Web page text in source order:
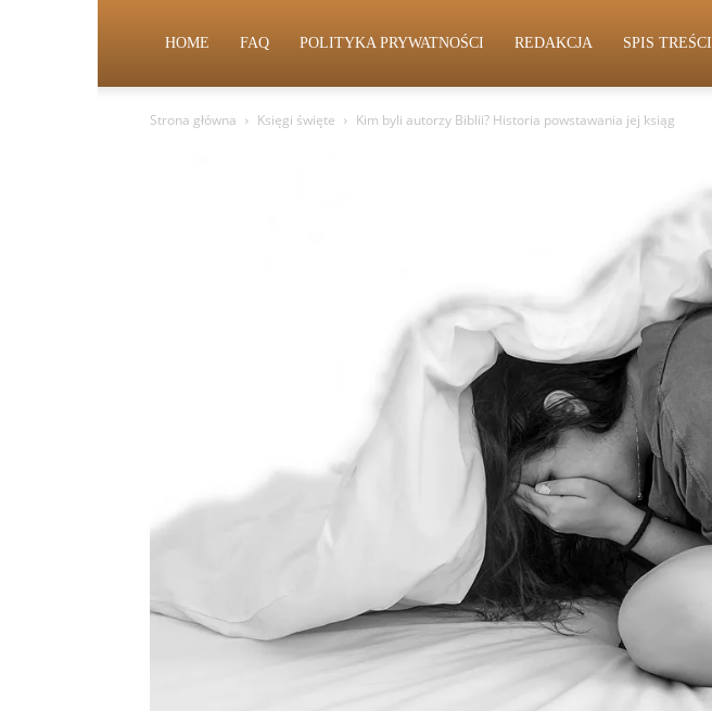
HOME FAQ POLITYKA PRYWATNOŚCI REDAKCJA SPIS TREŚCI
Strona główna Księgi święte Kim byli autorzy Biblii? Historia powstawania jej ksiąg